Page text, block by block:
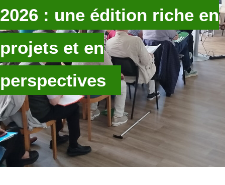
2026 : une édition riche en
projets et en
perspectives